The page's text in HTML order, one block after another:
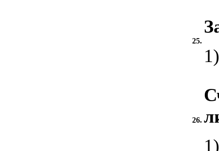
25.
26.